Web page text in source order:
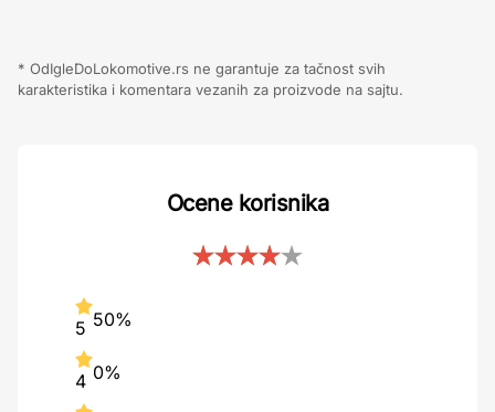
* OdIgleDoLokomotive.rs ne garantuje za tačnost svih
karakteristika i komentara vezanih za proizvode na sajtu.
Ocene korisnika
5 50%
4 0%